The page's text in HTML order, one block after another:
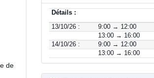
de
Détails :
13/10/26 :
9:00 → 12:00
13:00 → 16:00
14/10/26 :
9:00 → 12:00
13:00 → 16:00